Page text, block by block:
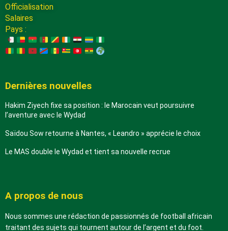
Officialisation
Salaires
Pays :
Dernières nouvelles
Hakim Ziyech fixe sa position : le Marocain veut poursuivre
l’aventure avec le Wydad
Saïdou Sow retourne à Nantes, « Leandro » apprécie le choix
Le MAS double le Wydad et tient sa nouvelle recrue
A propos de nous
Nous sommes une rédaction de passionnés de football africain
traitant des sujets qui tournent autour de l’argent et du foot.